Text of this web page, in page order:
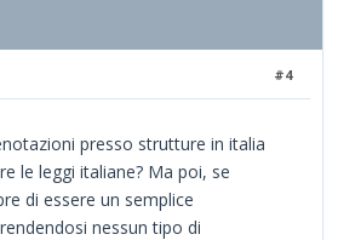
#4
presso strutture in italia
le leggi italiane? Ma poi, se
di essere un semplice
nessun tipo di